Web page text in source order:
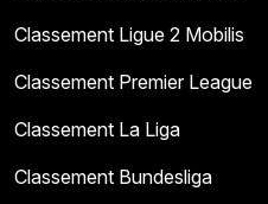
Classement Ligue 2 Mobilis
Classement Premier League
Classement La Liga
Classement Bundesliga